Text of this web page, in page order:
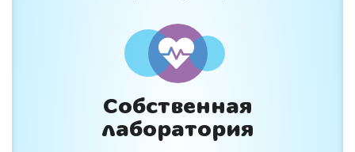
Собственная
лаборатория
и расскажем подробнее!
Нет, спасибо
Я согласен на обработкуперсональных данных